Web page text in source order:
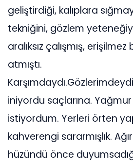
geliştirdiği, kalıplara
tekniğini, gözlem
aralıksız çalışmış,
atmıştı.
iniyordu saçlarına. Yağmur
istiyordum. Yerleri örten
kahverengi sararmışlık.
hüzündü önce